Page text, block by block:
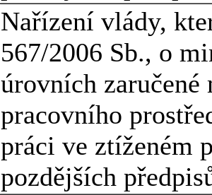
Nařízení vlády,
567/2006 Sb., o
úrovních zaručené
pracovního
práci ve ztíženém
pozdějších